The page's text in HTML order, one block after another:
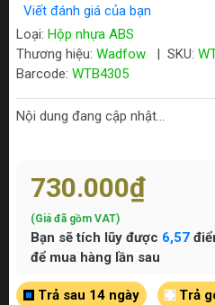
Viết đánh giá của bạn
Loại: Hộp nhựa ABS
Thương hiệu: Wadfow SKU:
Barcode: WTB4305
Nội dung đang cập nhật...
730.000₫
(Giá đã gồm VAT)
Bạn sẽ tích lũy được 6,57
để mua hàng lần sau
Trả sau 14 ngày Trả